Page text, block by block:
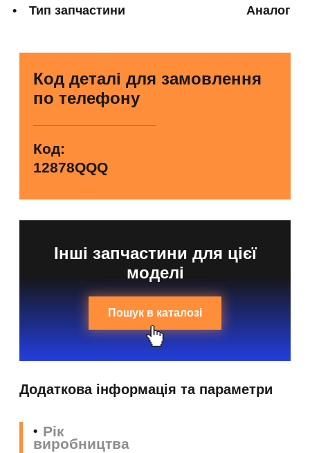
Тип запчастини Аналог
Код деталі для замовлення
по телефону
Код:
12878QQQ
Інші запчастини для цієї
моделі
Пошук в каталозі
Додаткова інформація та параметри
Рік
виробництва